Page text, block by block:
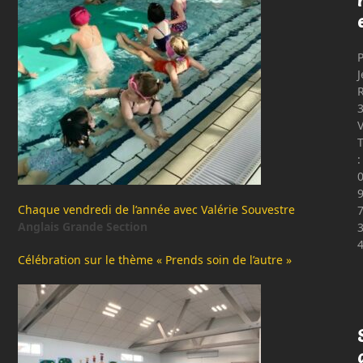
Chaque vendredi de l’année avec Valérie Souvestre
Anglais Grande Section
Célébration sur le thème « Prends soin de l’autre »
: